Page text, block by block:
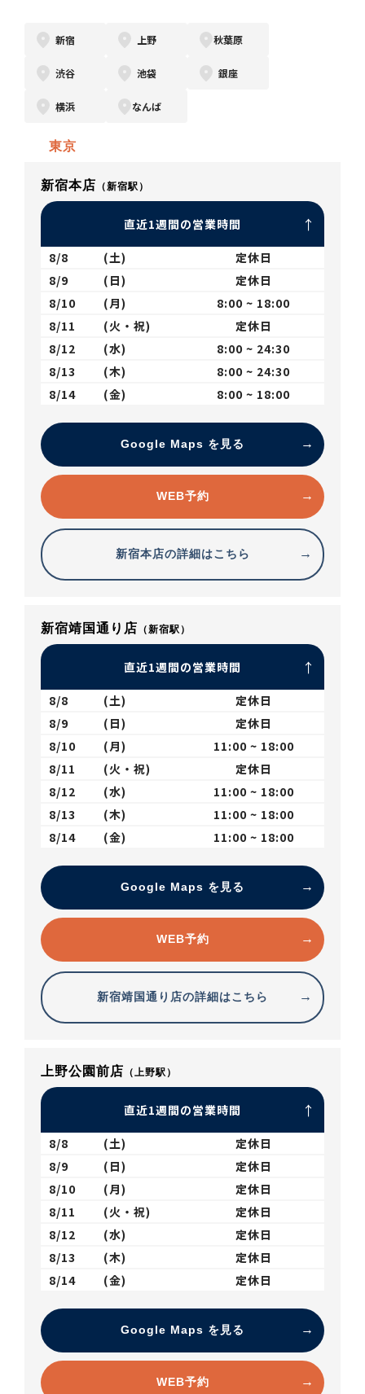
新宿 上野 秋葉原
渋谷 池袋 銀座
横浜 なんば
東京
新宿本店 （新宿駅）
直近1週間の営業時間
8/8 (土)
定休日
8/9
(日)
定休日
8/10
(月)
8:00 ~ 18:00
8/11
(火・祝)
定休日
8/12
(水)
8:00 ~ 24:30
8/13
(木)
8:00 ~ 24:30
8/14
(金) 8:00 ~ 18:00
Google Maps を見る
WEB予約
新宿本店の詳細はこちら
新宿靖国通り店 （新宿駅）
直近1週間の営業時間
8/8 (土)
定休日
8/9
(日)
定休日
8/10
(月)
11:00 ~ 18:00
8/11
(火・祝)
定休日
8/12
(水)
11:00 ~ 18:00
8/13
(木)
11:00 ~ 18:00
8/14
(金) 11:00 ~ 18:00
Google Maps を見る
WEB予約
新宿靖国通り店の詳細はこちら
上野公園前店 （上野駅）
直近1週間の営業時間
8/8 (土)
定休日
8/9
(日)
定休日
8/10
(月)
定休日
8/11
(火・祝)
定休日
8/12
(水)
定休日
8/13
(木)
定休日
8/14
(金) 定休日
Google Maps を見る
WEB予約